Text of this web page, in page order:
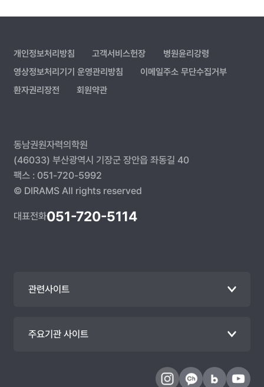
개인정보처리방침 고객서비스헌장
병원윤리강령
영상정보처리기기 운영관리방침
이메일주소 무단수집거부
환자권리장전
회원약관
동남권원자력의학원
(46033) 부산광역시 기장군 장안읍 좌동길 40
팩스 : 051-720-5992
© DIRAMS All rights reserved
대표전화051-720-5114
관련사이트
주요기관 사이트